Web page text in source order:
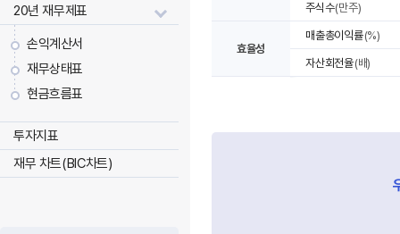
20년 재무제표
손익계산서
재무상태표
현금흐름표
투자지표
재무 차트(BIC차트)
주식수(만주)
효율성
매출총이익률(%)
자산회전율(배)